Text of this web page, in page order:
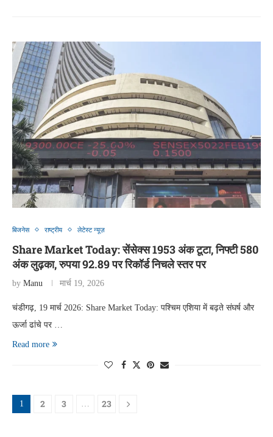
बिजनेस राष्ट्रीय लेटेस्ट न्यूज़
Share Market Today: सेंसेक्स 1953 अंक टूटा, निफ्टी 580
अंक लुढ़का, रुपया 92.89 पर रिकॉर्ड निचले स्तर पर
by Manu मार्च 19, 2026
चंडीगढ़, 19 मार्च 2026: Share Market Today: पश्चिम एशिया में बढ़ते संघर्ष और
ऊर्जा ढांचे पर …
Read more
1 2 3 23